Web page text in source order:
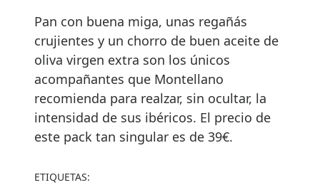
Pan con buena miga, unas regañás
crujientes y un chorro de buen aceite de
oliva virgen extra son los únicos
acompañantes que Montellano
recomienda para realzar, sin ocultar, la
intensidad de sus ibéricos. El precio de
este pack tan singular es de 39€.
ETIQUETAS: